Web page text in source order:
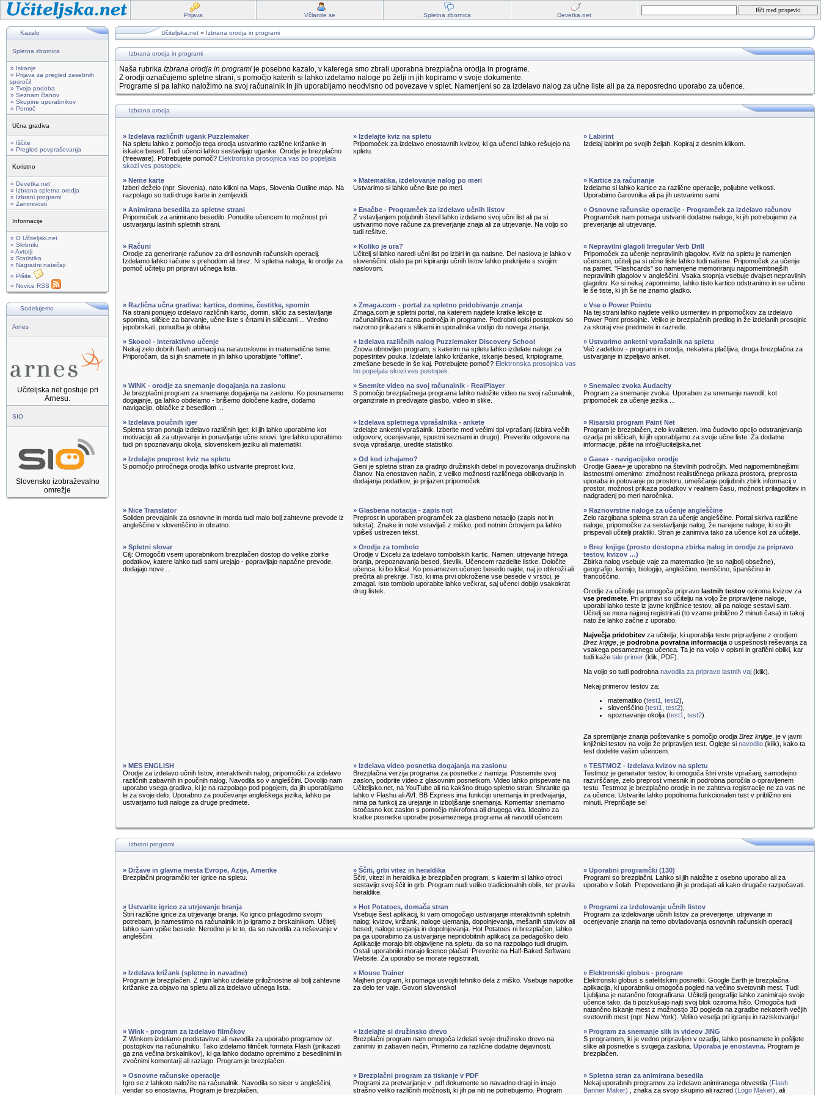
Prijava Včlanite se Spletna zbornica Devetka.net
Kazalo
Spletna zbornica
» Iskanje
» Prijava za pregled zasebnih
sporočil
» Tvoja podoba
» Seznam članov
» Skupine uporabnikov
» Pomoč
Učna gradiva
» Iščite
» Pregled povpraševanja
Koristno
» Devetka.net
» Izbrana spletna orodja
» Izbrani programi
» Zanimivosti
Informacije
» O Učiteljski.net
» Skrbniki
» Avtorji
» Statistika
» Nagradni natečaji
» Pišite
» Novice RSS
Sodelujemo
Arnes
Učiteljska.net gostuje pri
Arnesu.
SIO
Slovensko izobraževalno
omrežje
Učiteljska.net » Izbrana orodja in programi
Izbrana orodja in programi
Naša rubrika Izbrana orodja in programi je posebno kazalo, v katerega smo zbrali uporabna brezplačna orodja in programe.
Z orodji označujemo spletne strani, s pomočjo katerih si lahko izdelamo naloge po želji in jih kopiramo v svoje dokumente.
Programe si pa lahko naložimo na svoj računalnik in jih uporabljamo neodvisno od povezave v splet. Namenjeni so za izdelavo nalog za učne liste ali pa za neposredno uporabo za učence.
Izbrana orodja
» Izdelava različnih ugank Puzzlemaker
Na spletu lahko z pomočjo tega orodja ustvarimo različne križanke in
iskalce besed. Tudi učenci lahko sestavljajo uganke. Orodje je brezplačno
(freeware). Potrebujete pomoč? Elektronska prosojnica vas bo popeljala
skozi ves postopek.
» Izdelajte kviz na spletu
Pripomoček za izdelavo enostavnih kvizov, ki ga učenci lahko rešujejo na
spletu.
» Labirint
Izdelaj labirint po svojih željah. Kopiraj z desnim klikom.
» Neme karte
Izberi deželo (npr. Slovenia), nato klikni na Maps, Slovenia Outline map. Na
razpolago so tudi druge karte in zemljevidi.
» Matematika, izdelovanje nalog po meri
Ustvarimo si lahko učne liste po meri.
» Kartice za računanje
Izdelamo si lahko kartice za različne operacije, poljubne velikosti.
Uporabimo čarovnika ali pa jih ustvarimo sami.
» Animirana besedila za spletne strani
Pripomoček za animirano besedilo. Ponudite učencem to možnost pri
ustvarjanju lastnih spletnih strani.
» Enačbe - Programček za izdelavo učnih listov
Z vstavljanjem poljubnih števil lahko izdelamo svoj učni list ali pa si
ustvarimo nove račune za preverjanje znaja ali za utrjevanje. Na voljo so
tudi rešitve.
» Osnovne računske operacije - Programček za izdelavo računov
Programček nam pomaga ustvariti dodatne naloge, ki jih potrebujemo za
preverjanje ali utrjevanje.
» Računi
Orodje za generiranje računov za dril osnovnih računskih operacij.
Izdelamo lahko račune s prehodom ali brez. Ni spletna naloga, le orodje za
pomoč učitelju pri pripravi učnega lista.
» Koliko je ura?
Učitelj si lahko naredi učni list po izbiri in ga natisne. Del naslova je lahko v
slovenščini, otalo pa pri kipiranju učnih listov lahko prekrijete s svojim
naslovom.
» Nepravilni glagoli Irregular Verb Drill
Pripomoček za učenje nepravilnih glagolov. Kviz na spletu je namenjen
učencem, učitelj pa si učne liste lahko tudi natisne. Pripomoček za učenje
na pamet. "Flashcards" so namenjene memoriranju najpomembnejših
nepravilnih glagolov v angleščini. Vsaka stopnja vsebuje dvajset nepravilnih
glagolov. Ko si nekaj zapomnimo, lahko tisto kartico odstranimo in se učimo
le še tiste, ki jih še ne znamo gladko.
» Različna učna gradiva: kartice, domine, čestitke, spomin
Na strani ponujejo izdelavo različnih kartic, domin, sličic za sestavljanje
spomina, sličice za barvanje, učne liste s črtami in sličicami ... Vredno
jepobrskati, ponudba je obilna.
» Zmaga.com - portal za spletno pridobivanje znanja
Zmaga.com je spletni portal, na katerem najdete kratke lekcije iz
računalništva za razna področja in programe. Podrobni opisi postopkov so
nazorno prikazani s slikami in uporabnika vodijo do novega znanja.
» Vse o Power Pointu
Na tej strani lahko najdete veliko usmeritev in pripomočkov za izdelavo
Power Point prosojnic. Veliko je brezplačnih predlog in že izdelanih prosojnic
za skoraj vse predmete in razrede.
» Skoool - interaktivno učenje
Nekaj zelo dobrih flash animacij na naravoslovne in matematične teme.
Priporočam, da si jih snamete in jih lahko uporabljate "offline".
» Izdelava različnih nalog Puzzlemaker Discovery School
Znova obnovljen program, s katerim na spletu lahko izdelate naloge za
popestritev pouka. Izdelate lahko križanke, iskanje besed, kriptograme,
zmešane besede in še kaj. Potrebujete pomoč? Elektronska prosojnica vas
bo popeljala skozi ves postopek.
» Ustvarimo anketni vprašalnik na spletu
Več zadetkov - programi in orodja, nekatera plačljiva, druga brezplačna za
ustvarjanje in izpeljavo anket.
» WINK - orodje za snemanje dogajanja na zaslonu
Je brezplačni program za snemanje dogajanja na zaslonu. Ko posnamemo
dogajanje, ga lahko obdelamo - brišemo določene kadre, dodamo
navigacijo, oblačke z besedilom ...
» Snemite video na svoj računalnik - RealPlayer
S pomočjo brezplačnega programa lahko naložite video na svoj računalnik,
organizirate in predvajate glasbo, video in slike.
» Snemalec zvoka Audacity
Program za snemanje zvoka. Uporaben za snemanje navodil, kot
pripomoček za učenje jezika ...
» Izdelava poučnih iger
Spletna stran ponuja izdelavo različnih iger, ki jih lahko uporabimo kot
motivacijo ali za utrjevanje in ponavljanje učne snovi. Igre lahko uporabimo
tudi pri spoznavanju okolja, slovenskem jeziku ali matematiki.
» Izdelava spletnega vprašalnika - ankete
Izdelajte anketni vprašalnik. Izberite med večimi tipi vprašanj (izbira večih
odgovorv, ocenjevanje, spustni seznami in drugo). Preverite odgovore na
svoja vprašanja, uredite statistiko.
» Risarski program Paint Net
Program je brezplačen, zelo kvaliteten. Ima čudovito opcijo odstranjevanja
ozadja pri sličicah, ki jih uporabljamo za svoje učne liste. Za dodatne
informacije, pišite na info@uciteljska.net
» Izdelajte preprost kviz na spletu
S pomočjo priročnega orodja lahko ustvarite preprost kviz.
» Od kod izhajamo?
Geni je spletna stran za gradnjo družinskih debel in povezovanja družinskih
članov. Na enostaven način, z veliko možnosti različnega oblikovanja in
dodajanja podatkov, je prijazen pripomoček.
» Gaea+ - navigacijsko orodje
Orodje Gaea+ je uporabno na številnih področjih. Med najpomembnejšimi
lastnostmi omenimo: zmožnost realističnega prikaza prostora, preprosta
uporaba in potovanje po prostoru, umeščanje poljubnih zbirk informacij v
prostor, možnost prikaza podatkov v realnem času, možnost prilagoditev in
nadgradenj po meri naročnika.
» Nice Translator
Soliden prevajalnik za osnovne in morda tudi malo bolj zahtevne prevode iz
angleščine v slovenščino in obratno.
» Glasbena notacija - zapis not
Preprost in uporaben programček za glasbeno notacijo (zapis not in
teksta). Znake in note vstavljaš z miško, pod notnim črtovjem pa lahko
vpišeš ustrezen tekst.
» Raznovrstne naloge za učenje angleščine
Zelo razgibana spletna stran za učenje angleščine. Portal skriva različne
naloge, pripomočke za sestavljanje nalog, že narejene naloge, ki so jih
prispevali učitelji praktiki. Stran je zanimiva tako za učence kot za učitelje.
» Spletni slovar
Cilj: Omogočiti vsem uporabnikom brezplačen dostop do velike zbirke
podatkov, katere lahko tudi sami urejajo - popravljajo napačne prevode,
dodajajo nove ...
» Orodje za tombolo
Orodje v Excelu za izdelavo tombolskih kartic. Namen: utrjevanje hitrega
branja, prepoznavanja besed, številk. Učencem razdelite listke. Določite
učenca, ki bo klical. Ko posamezen učenec besedo najde, naj jo obkroži ali
prečrta ali prekrije. Tisti, ki ima prvi obkrožene vse besede v vrstici, je
zmagal. Isto tombolo uporabite lahko večkrat, saj učenci dobijo vsakokrat
drug listek.
» Brez knjige (prosto dostopna zbirka nalog in orodje za pripravo
testov, kvizov …)
Zbirka nalog vsebuje vaje za matematiko (te so najbolj obsežne),
geografijo, kemijo, biologijo, angleščino, nemščino, španščino in
francoščino.
Orodje za učitelje pa omogoča pripravo lastnih testov oziroma kvizov za
vse predmete . Pri pripravi so učitelju na voljo že pripravljene naloge,
uporabi lahko teste iz javne knjižnice testov, ali pa naloge sestavi sam.
Učitelj se mora najprej registrirati (to vzame približno 2 minuti časa) in takoj
nato že lahko začne z uporabo.
Največja pridobitev za učitelja, ki uporablja teste pripravljene z orodjem
Brez knjige , je podrobna povratna informacija o uspešnosti reševanja za
vsakega posameznega učenca. Ta je na voljo v opisni in grafični obliki, kar
tudi kaže tale primer (klik, PDF).
Na voljo so tudi podrobna navodila za pripravo lastnih vaj (klik).
Nekaj primerov testov za:
matematiko (test1 test2),
slovenščino (test1 test2),
spoznavanje okolja (test1 test2).
Za spremljanje znanja poštevanke s pomočjo orodja Brez knjige , je v javni
knjižnici testov na voljo že pripravljen test. Oglejte si navodilo (klik), kako ta
test dodelite vašim učencem.
» MES ENGLISH
Orodje za izdelavo učnih listov, interaktivnih nalog, pripomočki za izdelavo
različnih zabavnih in poučnih nalog. Navodila so v angleščini. Dovolijo nam
uporabo vsega gradiva, ki je na razpolago pod pogojem, da jih uporabljamo
le za svoje delo. Uporabno za poučevanje angleškega jezika, lahko pa
ustvarjamo tudi naloge za druge predmete.
» Izdelava video posnetka dogajanja na zaslonu
Brezplačna verzija programa za posnetke z namizja. Posnemite svoj
zaslon, podprite video z glasovnim posnetkom. Video lahko prispevate na
Učiteljsko.net, na YouTube ali na kakšno drugo spletno stran. Shranite ga
lahko v Flashu ali AVI. BB Express ima funkcijo snemanja in predvajanja,
nima pa funkcij za urejanje in izboljšanje snemanja. Komentar snemamo
istočasno kot zaslon s pomočjo mikrofona ali drugega vira. Idealno za
kratke posnetke uporabe posameznega programa ali navodil učencem.
» TESTMOZ - Izdelava kvizov na spletu
Testmoz je generator testov, ki omogoča štiri vrste vprašanj, samodejno
razvrščanje, zelo preprost vmesnik in podrobna poročila o opravljenem
testu. Testmoz je brezplačno orodje in ne zahteva registracije ne za vas ne
za učence. Ustvarite lahko popolnoma funkcionalen test v približno eni
minuti. Prepričajte se!
Izbrani programi
» Države in glavna mesta Evrope, Azije, Amerike
Brezplačni programčki ter igrice na spletu.
» Ščiti, grbi vitez in heraldika
Ščiti, vitezi in heraldika je brezplačen program, s katerim si lahko otroci
sestavijo svoj ščit in grb. Program nudi veliko tradicionalnih oblik, ter pravila
heraldike.
» Uporabni programčki (130)
Programi so brezplačni. Lahko si jih naložite z osebno uporabo ali za
uporabo v šolah. Prepovedano jih je prodajati ali kako drugače razpečavati.
» Ustvarite igrico za utrjevanje branja
Štiri različne igrice za utrjevanje branja. Ko igrico prilagodimo svojim
potrebam, jo namestimo na računalnik in jo igramo z brskalnikom. Učitelj
lahko sam vpiše besede. Nerodno je le to, da so navodila za reševanje v
angleščini.
» Hot Potatoes, domača stran
Vsebuje šest aplikacij, ki vam omogočajo ustvarjanje interaktivnih spletnih
nalog; kvizov, križank, naloge ujemanja, dopolnjevanja, mešanih stavkov ali
besed, naloge urejanja in dopolnjevanja. Hot Potatoes ni brezplačen, lahko
pa ga uporabimo za ustvarjanje nepridobitnih aplikacij za pedagoško delo.
Aplikacije morajo biti objavljene na spletu, da so na razpolago tudi drugim.
Ostali uporabniki morajo licenco plačati. Preverite na Half-Baked Software
Website. Za uporabo se morate registrirati.
» Programi za izdelovanje učnih listov
Programi za izdelovanje učnih listov za preverjenje, utrjevanje in
ocenjevanje znanja na temo obvladovanja osnovnih računskih operacij
» Izdelava križank (spletne in navadne)
Program je brezplačen. Z njim lahko izdelate priložnostne ali bolj zahtevne
križanke za objavo na spletu ali za izdelavo učnega lista.
» Mouse Trainer
Majhen program, ki pomaga usvojiti tehniko dela z miško. Vsebuje napotke
za delo ter vaje. Govori slovensko!
» Elektronski globus - program
Elektronski globus s satelitskimi posnetki. Google Earth je brezplačna
aplikacija, ki uporabniku omogoča pogled na večino svetovnih mest. Tudi
Ljubljana je natančno fotografirana. Učitelji geografije lahko zanimirajo svoje
učence tako, da ti poizkušajo najti svoj blok oziroma hišo. Omogoča tudi
natančno iskanje mest z možnostjo 3D pogleda na zgradbe nekaterih večjih
svetovnih mest (npr. New York). Veliko veselja pri igranju in raziskovanju!
» Wink - program za izdelavo filmčkov
Z Winkom izdelamo predstavitve ali navodila za uporabo programov oz.
postopkov na računalniku. Tako izdelamo filmček formata Flash (prikazati
ga zna večina brskalnikov), ki ga lahko dodatno opremimo z besedilnimi in
zvočnimi komentarji ali razlago. Program je brezplačen.
» Izdelajte si družinsko drevo
Brezplačni program nam omogoča izdelati svoje družinsko drevo na
zanimiv in zabaven način. Primerno za različne dodatne dejavnosti.
» Program za snemanje slik in videov JING
S programom, ki je vedno pripravljen v ozadju, lahko posnamete in pošljete
slike ali posnetke s svojega zaslona. Uporaba je enostavna. Program je
brezplačen.
» Osnovne računske operacije
Igro se z lahkoto naložite na računalnik. Navodila so sicer v angleščini,
vendar so enostavna. Program je brezplačen.
» Brezplačni program za tiskanje v PDF
Programi za pretvarjanje v .pdf dokumente so navadno dragi in imajo
strašno veliko različnih možnosti, ki jih pa niti ne potrebujemo. Program
» Spletna stran za animirana besedila
Nekaj uporabnih programov za izdelavo animiranega obvestila (Flash
Banner Maker) , znaka za svojo skupino ali razred (Logo Maker) , ali